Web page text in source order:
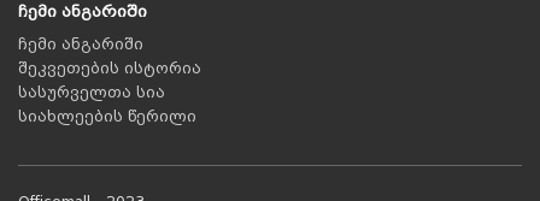
ჩემი ანგარიში
ჩემი ანგარიში
შეკვეთების ისტორია
სასურველთა სია
სიახლეების წერილი